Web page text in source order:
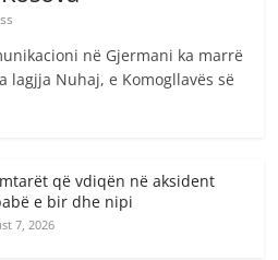
në Gjermani ka marrë
lagjja Nuhaj, e Komogllavës së
që vdiqën në aksident
e bir dhe nipi
7, 2026